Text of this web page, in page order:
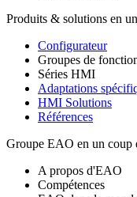
Produits & solutions en
Configurateur
Groupes de
Séries HMI
Adaptations
HMI Solutions
Références
Groupe EAO en un
A propos d'EAO
Compétences